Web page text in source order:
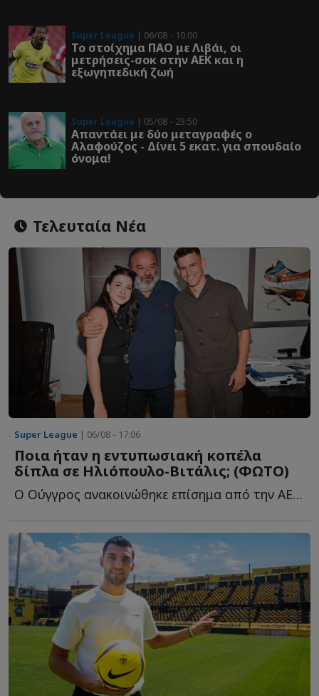
Super League | 06/08 - 10:00
Το στοίχημα ΠΑΟ με Λιβάι, οι
μετρήσεις-σοκ στην ΑΕΚ και η
εξωγηπεδική ζωή
Super League | 05/08 - 23:50
Απαντάει με δύο μεταγραφές ο
Αλαφούζος - Δίνει 5 εκατ. για σπουδαίο
όνομα!
Τελευταία Νέα
Super League | 06/08 - 17:06
Ποια ήταν η εντυπωσιακή κοπέλα
δίπλα σε Ηλιόπουλο-Βιτάλις; (ΦΩΤΟ)
Ο Ούγγρος ανακοινώθηκε επίσημα από την ΑΕΚ και φωτογραφήθηκε μ...